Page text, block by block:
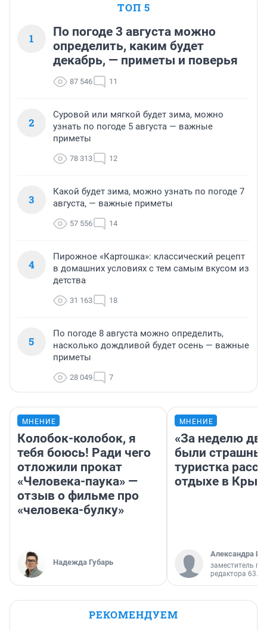
ТОП 5
1
По погоде 3 августа можно
определить, каким будет
декабрь, — приметы и поверья
87 546 11
2
Суровой или мягкой будет зима, можно
узнать по погоде 5 августа — важные
приметы
78 313 12
3
Какой будет зима, можно узнать по погоде 7
августа, — важные приметы
57 556 14
4
Пирожное «Картошка»: классический рецепт
в домашних условиях с тем самым вкусом из
детства
31 163 18
5
По погоде 8 августа можно определить,
насколько дождливой будет осень — важные
приметы
28 049 7
МНЕНИЕ
Колобок-колобок, я
тебя боюсь! Ради чего
отложили прокат
«Человека-паука» —
отзыв о фильме про
«человека-булку»
Надежда Губарь
МНЕНИЕ
«За неделю
были
туристка
отдыхе в
Александра
заместитель
редактора 63.RU
РЕКОМЕНДУЕМ